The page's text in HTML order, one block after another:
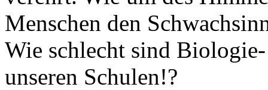
Menschen den
Wie schlecht sind
unseren Schulen!?